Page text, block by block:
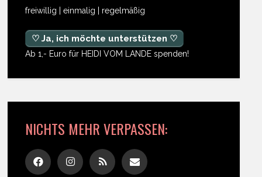
freiwillig | einmalig | regelmäßig
♡ Ja, ich möchte unterstützen ♡
Ab 1,- Euro für HEIDI VOM LANDE spenden!
NICHTS MEHR VERPASSEN: